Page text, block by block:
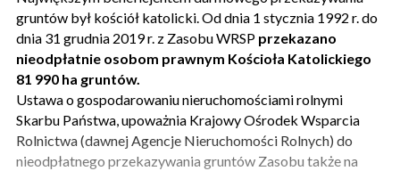
gruntów był kościół katolicki. Od dnia 1 stycznia 1992 r. do
dnia 31 grudnia 2019 r. z Zasobu WRSP przekazano
nieodpłatnie osobom prawnym Kościoła Katolickiego
81 990 ha gruntów.
Ustawa o gospodarowaniu nieruchomościami rolnymi
Skarbu Państwa, upoważnia Krajowy Ośrodek Wsparcia
Rolnictwa (dawnej Agencje Nieruchomości Rolnych) do
nieodpłatnego przekazywania gruntów Zasobu także na